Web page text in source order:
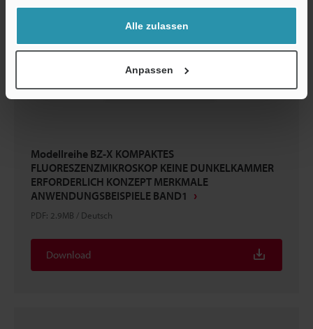
haben.
Alle zulassen
Anpassen
Modellreihe BZ-X KOMPAKTES
FLUORESZENZMIKROSKOP KEINE DUNKELKAMMER
ERFORDERLICH KONZEPT MERKMALE
ANWENDUNGSBEISPIELE BAND1
PDF: 2.9MB / Deutsch
Download